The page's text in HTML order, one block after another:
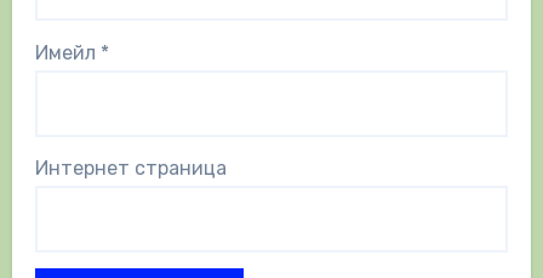
Имейл *
Интернет страница